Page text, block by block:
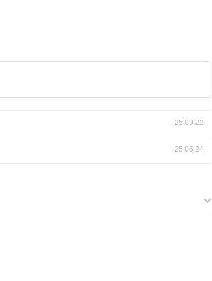
25.09.22
25.06.24